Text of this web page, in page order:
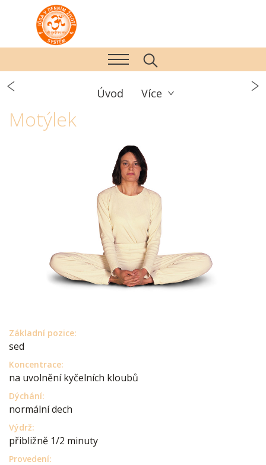
Úvod Více
Motýlek
Základní pozice:
sed
Koncentrace:
na uvolnění kyčelních kloubů
Dýchání:
normální dech
Výdrž:
přibližně 1/2 minuty
Provedení: